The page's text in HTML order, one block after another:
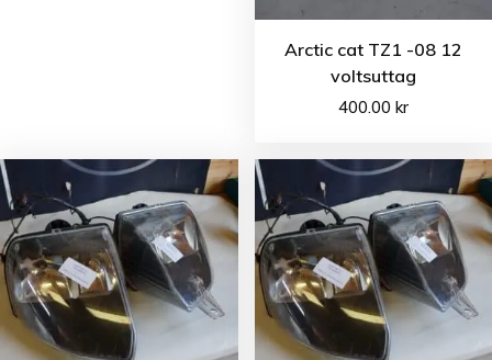
Arctic cat TZ1 -08 12
voltsuttag
400.00 kr